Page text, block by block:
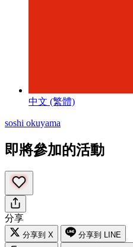
中文 (繁體)
soshi okuyama
即將參加的活動
分享
分享到 X
分享到 LINE